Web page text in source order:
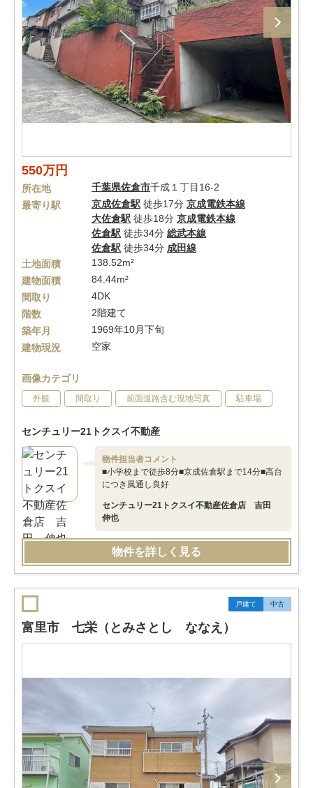
550万円
所在地 千葉県佐倉市千成１丁目16-2
最寄り駅
京成佐倉駅 徒歩17分 京成電鉄本線
大佐倉駅 徒歩18分 京成電鉄本線
佐倉駅 徒歩34分 総武本線
佐倉駅 徒歩34分 成田線
土地面積
138.52m²
建物面積
84.44m²
間取り
4DK
階数
2階建て
築年月
1969年10月下旬
建物現況
空家
画像カテゴリ
外観 間取り 前面道路含む現地写真 駐車場
センチュリー21トクスイ不動産
物件担当者コメント
■小学校まで徒歩8分■京成佐倉駅まで14分■高台
につき風通し良好
センチュリー21トクスイ不動産佐倉店 吉田
伸也
物件を詳しく見る
戸建て 中古
富里市 七栄（とみさとし ななえ）